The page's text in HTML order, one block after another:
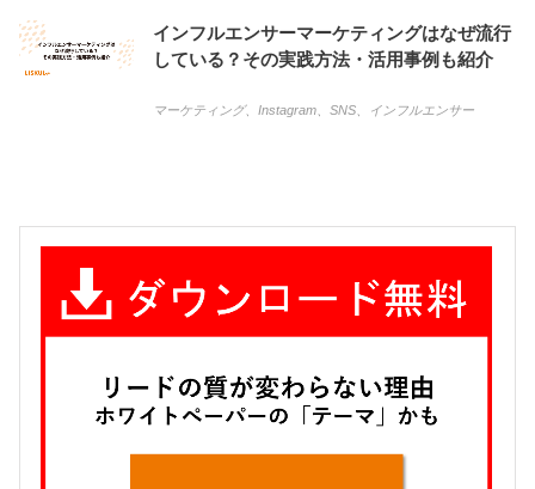
インフルエンサーマーケティングはなぜ流行
している？その実践方法・活用事例も紹介
マーケティング、 Instagram SNS インフルエンサー